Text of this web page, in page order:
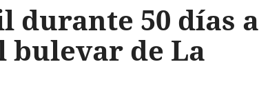
durante 50 días a
de La